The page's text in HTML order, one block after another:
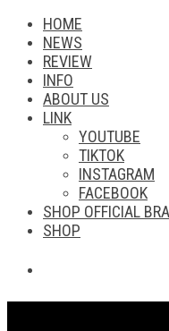
HOME
NEWS
REVIEW
INFO
ABOUT US
LINK
YOUTUBE
TIKTOK
INSTAGRAM
FACEBOOK
SHOP OFFICIAL
SHOP